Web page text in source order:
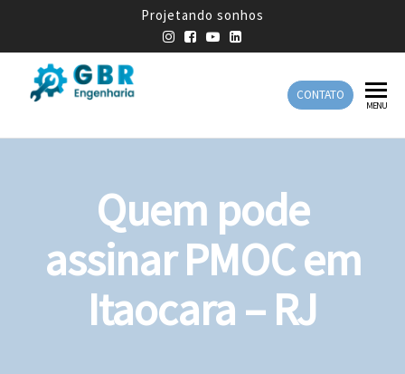
Projetando sonhos
Engenharia
Engenharia
CONTATO
MENU
Quem pode
assinar PMOC em
Itaocara – RJ